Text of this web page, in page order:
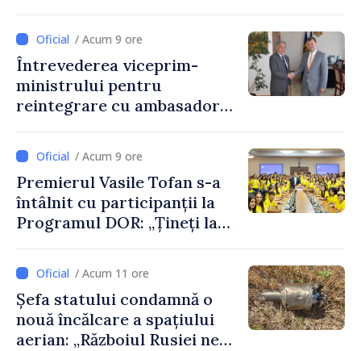
viceprim-ministrului cu
reprezentanta rezidentă a
PNUD în Republica Moldova,
Daniela Gasparikova
/ Acum 9 ore
Întrevederea viceprim-
ministrului pentru
reintegrare cu ambasadorul
Moldova
/ Acum 9 ore
Premierul Vasile Tofan s-a
întâlnit cu participanții la
Programul DOR: „Țineți la
feriți de încercări și greșeli –
doar astfel puteți reuși”
/ Acum 11 ore
Șefa statului condamnă o
nouă încălcare a spațiului
aerian: „Războiul Rusiei ne